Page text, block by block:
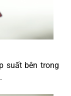
suất bên trong